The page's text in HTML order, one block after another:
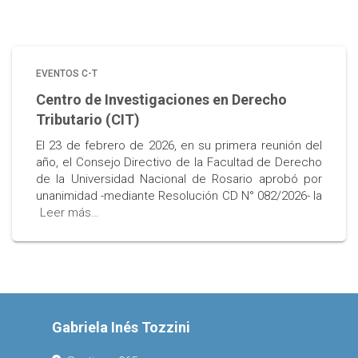
EVENTOS C-T
Centro de Investigaciones en Derecho
Tributario (CIT)
El 23 de febrero de 2026, en su primera reunión del
año, el Consejo Directivo de la Facultad de Derecho
de la Universidad Nacional de Rosario aprobó por
unanimidad -mediante Resolución CD N° 082/2026- la
Leer más…
Gabriela Inés Tozzini